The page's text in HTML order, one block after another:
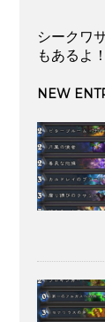
シークワ
もあるよ！
NEW